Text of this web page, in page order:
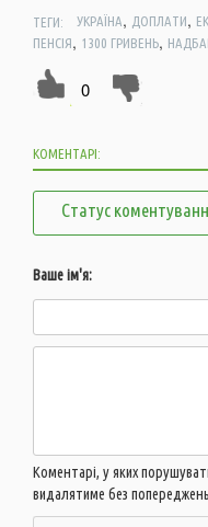
ТЕГИ: УКРАЇНА, ДОПЛАТИ,
ПЕНСІЯ, 1300 ГРИВЕНЬ,
0
КОМЕНТАРІ:
Статус
Ваше ім'я:
Коментарі, у яких
видалятиме без